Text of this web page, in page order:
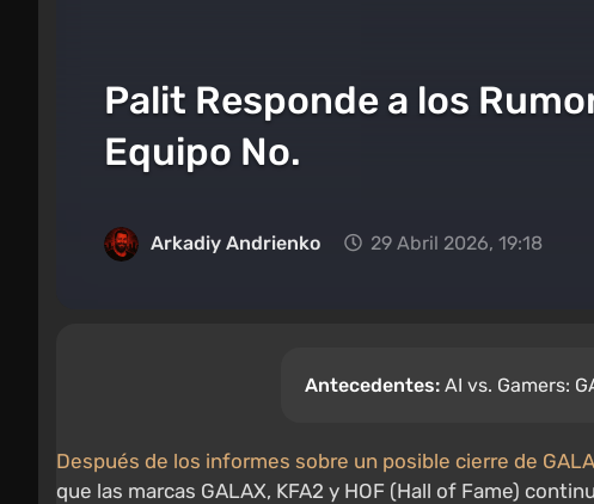
Palit Responde a los
Equipo No.
Arkadiy Andrienko 29 Abril 2026, 19:18
Antecedentes:AI vs. Gamers:
Después de los informes sobre un posible cierre de
que las marcas GALAX, KFA2 y HOF (Hall of Fame)